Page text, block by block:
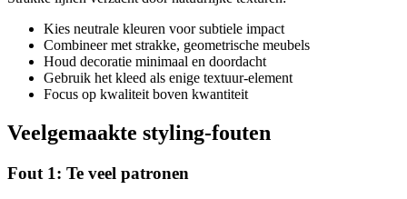
Kies neutrale kleuren voor subtiele impact
Combineer met strakke, geometrische meubels
Houd decoratie minimaal en doordacht
Gebruik het kleed als enige textuur-element
Focus op kwaliteit boven kwantiteit
Veelgemaakte styling-fouten
Fout 1: Te veel patronen